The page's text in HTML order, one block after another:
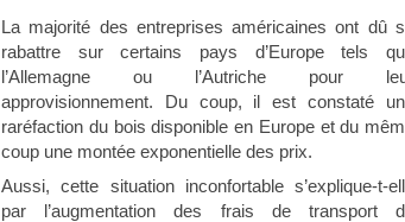
La majorité des entreprises américaines ont dû
rabattre sur certains pays d’Europe tels
l’Allemagne ou l’Autriche pour
approvisionnement. Du coup, il est constaté
raréfaction du bois disponible en Europe et du
coup une montée exponentielle des prix.
Aussi, cette situation inconfortable s’explique-t-
par l’augmentation des frais de transport